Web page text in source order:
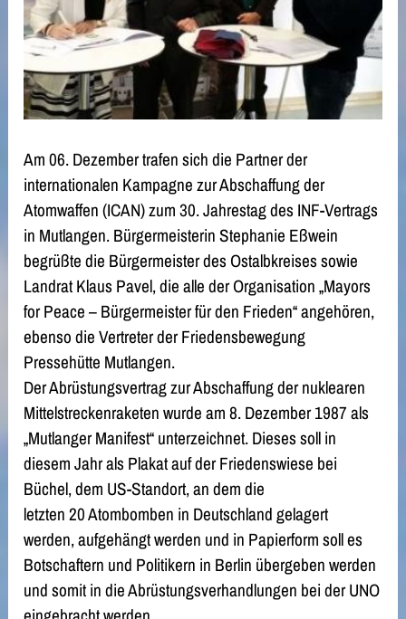
Am 06. Dezember trafen sich die Partner der
internationalen Kampagne zur Abschaffung der
Atomwaffen (ICAN) zum 30. Jahrestag des INF-Vertrags
in Mutlangen. Bürgermeisterin Stephanie Eßwein
begrüßte die Bürgermeister des Ostalbkreises sowie
Landrat Klaus Pavel, die alle der Organisation „Mayors
for Peace – Bürgermeister für den Frieden“ angehören,
ebenso die Vertreter der Friedensbewegung
Pressehütte Mutlangen.
Der Abrüstungsvertrag zur Abschaffung der nuklearen
Mittelstreckenraketen wurde am 8. Dezember 1987 als
„Mutlanger Manifest“ unterzeichnet. Dieses soll in
diesem Jahr als Plakat auf der Friedenswiese bei
Büchel, dem US-Standort, an dem die
letzten 20 Atombomben in Deutschland gelagert
werden, aufgehängt werden und in Papierform soll es
Botschaftern und Politikern in Berlin übergeben werden
und somit in die Abrüstungsverhandlungen bei der UNO